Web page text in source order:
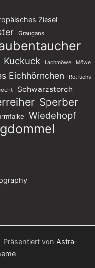
Ziesel
Graugans
Kuckuck Lachmöwe Möwe
Eichhörnchen Rotfuchs
Schwarzstorch
Sperber
Wiedehopf
von Astra-